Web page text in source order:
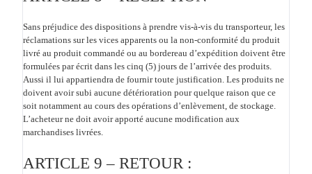
Sans préjudice des dispositions à prendre vis-à-vis du transporteur, les
réclamations sur les vices apparents ou la non-conformité du produit
livré au produit commandé ou au bordereau d’expédition doivent être
formulées par écrit dans les cinq (5) jours de l’arrivée des produits.
Aussi il lui appartiendra de fournir toute justification. Les produits ne
doivent avoir subi aucune détérioration pour quelque raison que ce
soit notamment au cours des opérations d’enlèvement, de stockage.
L’acheteur ne doit avoir apporté aucune modification aux
marchandises livrées.
ARTICLE 9 – RETOUR :